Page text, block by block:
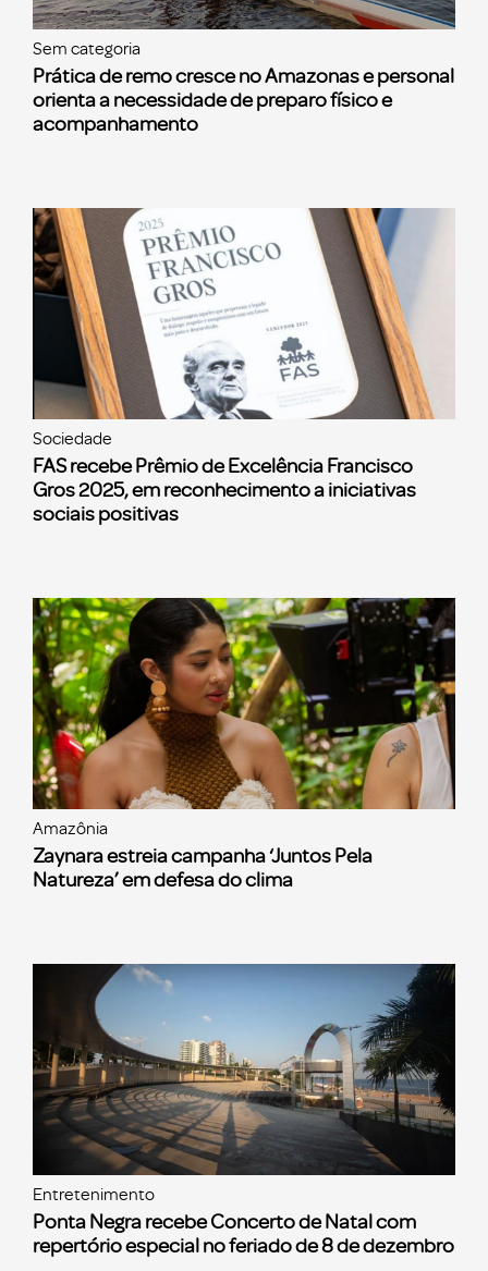
Sem categoria
Prática de remo cresce no Amazonas e personal
orienta a necessidade de preparo físico e
acompanhamento
Sociedade
FAS recebe Prêmio de Excelência Francisco
Gros 2025, em reconhecimento a iniciativas
sociais positivas
Amazônia
Zaynara estreia campanha ‘Juntos Pela
Natureza’ em defesa do clima
Entretenimento
Ponta Negra recebe Concerto de Natal com
repertório especial no feriado de 8 de dezembro